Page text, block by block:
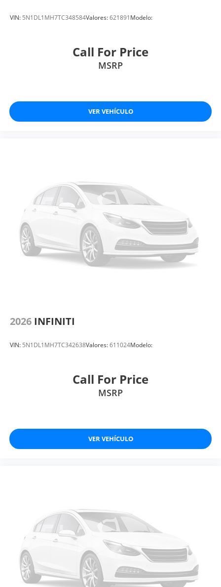
VIN: 5N1DL1MH7TC348584Valores:621891Modelo:
Call For Price
MSRP
VER VEHÍCULO
2026 INFINITI
VIN: 5N1DL1MH7TC342638Valores:611024Modelo:
Call For Price
MSRP
VER VEHÍCULO